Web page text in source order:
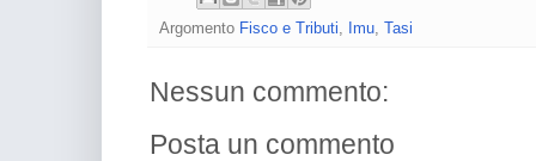
Argomento Fisco e Tributi Imu Tasi
Nessun commento:
Posta un commento